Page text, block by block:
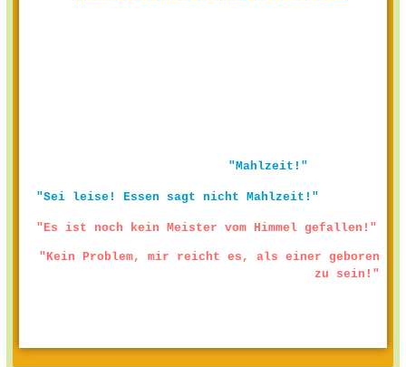
"Mahlzeit!"
"Sei leise! Essen sagt nicht Mahlzeit!"
"Es ist noch kein Meister vom Himmel gefallen!"
"Kein Problem, mir reicht es, als einer geboren
zu sein!"